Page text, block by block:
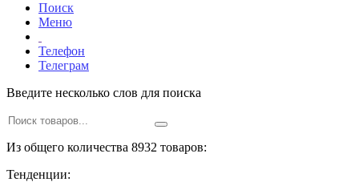
Поиск
Меню
Телефон
Телеграм
Введите несколько слов для поиска
Из общего количества 8932 товаров:
Тенденции: